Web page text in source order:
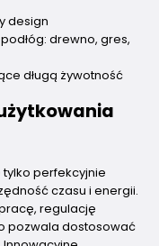
design
drewno, gres,
długą żywotność
perfekcyjnie
czasu i energii.
regulację
pozwala dostosować